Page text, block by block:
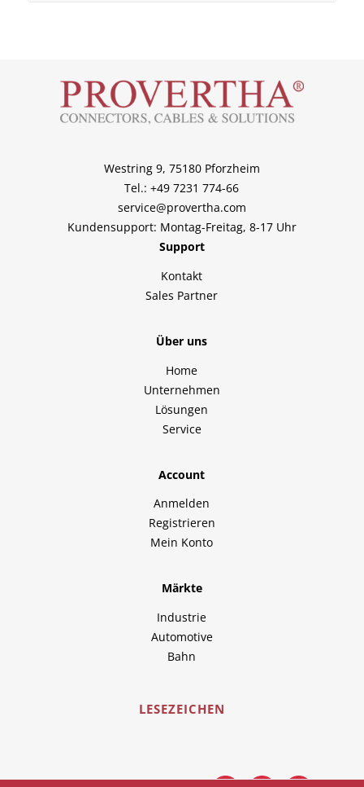
Westring 9, 75180 Pforzheim
Tel.: +49 7231 774-66
service@provertha.com
Kundensupport: Montag-Freitag, 8-17 Uhr
Support
Kontakt
Sales Partner
Über uns
Home
Unternehmen
Lösungen
Service
Account
Anmelden
Registrieren
Mein Konto
Märkte
Industrie
Automotive
Bahn
LESEZEICHEN